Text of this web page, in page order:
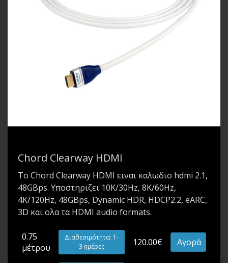
Chord Clearway HDMI
Το Chord Clearway HDMI ειναι καλωδιο hdmi 2.1,
48GBps. Υποστηριζει 10K/30Hz, 8K/60Hz,
4K/120Hz, 48GBps, Dynamic HDR, HDCP2.2, eARC,
3D και ολα τα HDMI audio formats.
0.75
μέτρου
Διαθεσιμότητα: 1-
3 ημέρες
120.00€ Αγορά